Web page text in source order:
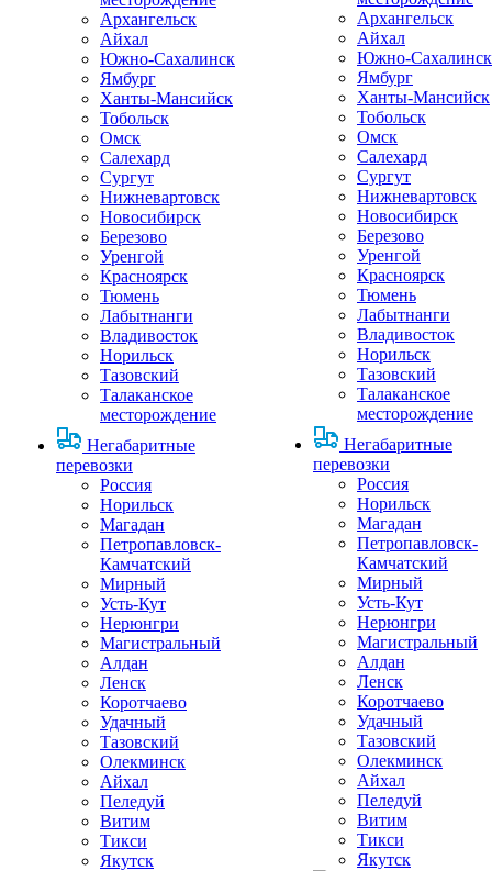
Архангельск
Айхал
Южно-Сахалинск
Ямбург
Ханты-Мансийск
Тобольск
Омск
Салехард
Сургут
Нижневартовск
Новосибирск
Березово
Уренгой
Красноярск
Тюмень
Лабытнанги
Владивосток
Норильск
Тазовский
Талаканское
месторождение
Негабаритные
перевозки
Россия
Норильск
Магадан
Петропавловск-
Камчатский
Мирный
Усть-Кут
Нерюнгри
Магистральный
Алдан
Ленск
Коротчаево
Удачный
Тазовский
Олекминск
Айхал
Пеледуй
Витим
Тикси
Якутск
Архангельск
Айхал
Южно-Сахалинск
Ямбург
Ханты-Мансийск
Тобольск
Омск
Салехард
Сургут
Нижневартовск
Новосибирск
Березово
Уренгой
Красноярск
Тюмень
Лабытнанги
Владивосток
Норильск
Тазовский
Талаканское
месторождение
Негабаритные
перевозки
Россия
Норильск
Магадан
Петропавловск-
Камчатский
Мирный
Усть-Кут
Нерюнгри
Магистральный
Алдан
Ленск
Коротчаево
Удачный
Тазовский
Олекминск
Айхал
Пеледуй
Витим
Тикси
Якутск